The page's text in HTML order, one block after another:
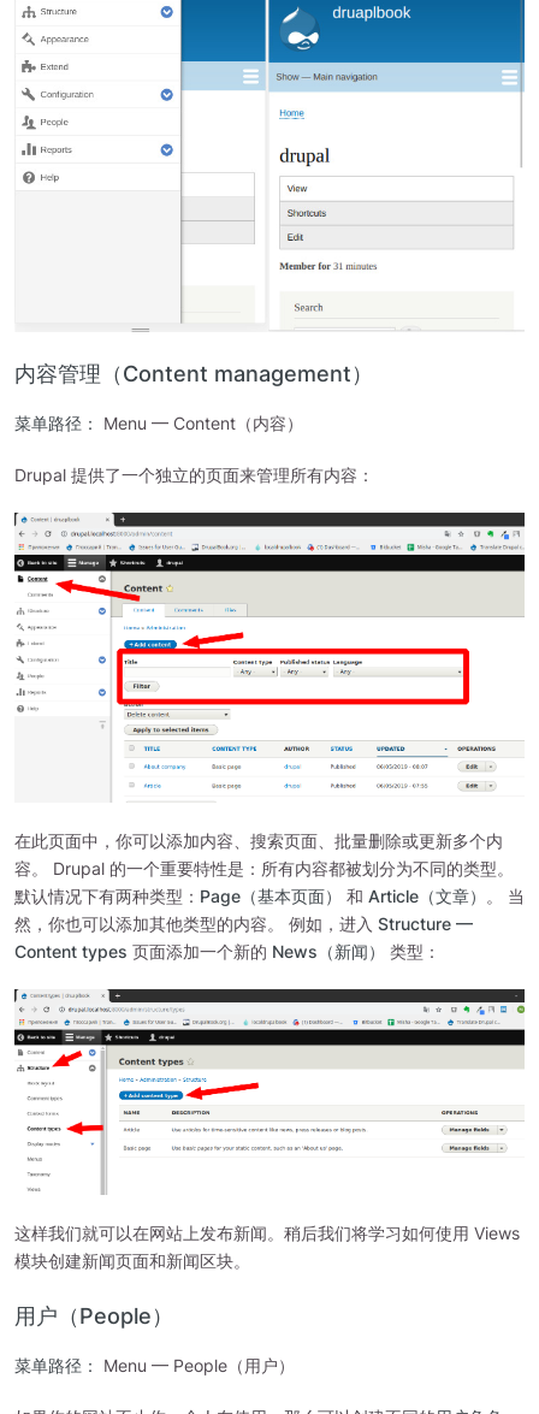
内容管理（Content management）
菜单路径： Menu — Content（内容）
Drupal 提供了一个独立的页面来管理所有内容：
在此页面中，你可以添加内容、搜索页面、批量删除或更新多个内
容。 Drupal 的一个重要特性是：所有内容都被划分为不同的类型。
默认情况下有两种类型： Page（基本页面） 和 Article（文章）
。 当
然，你也可以添加其他类型的内容。 例如，进入 Structure —
Content types 页面添加一个新的 News（新闻） 类型：
这样我们就可以在网站上发布新闻。稍后我们将学习如何使用 Views
模块创建新闻页面和新闻区块。
用户（People）
菜单路径： Menu — People（用户）